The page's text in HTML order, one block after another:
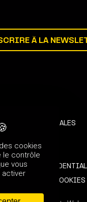
À LA
MENTIONS LÉGALES
CGU
DE
POLITIQUE DES COOKIES
cookies
le contrôle
vous
activer